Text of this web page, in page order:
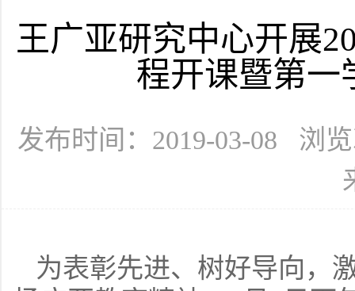
王广亚研究中心开展
程开课暨第一
发布时间：2019-03-08 浏
为表彰先进、树好导向，